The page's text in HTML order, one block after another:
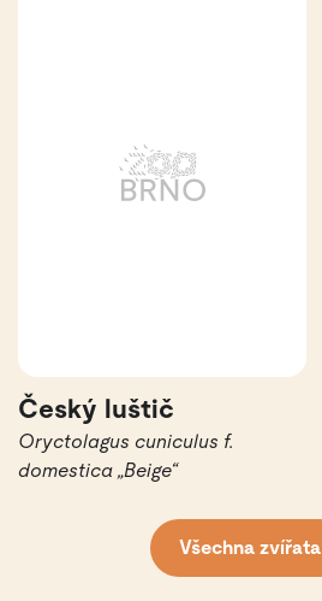
Český luštič
Oryctolagus cuniculus f.
domestica „Beige“
Všechna zvířata